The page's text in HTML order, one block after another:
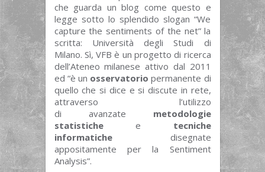
che guarda un blog come questo e
legge sotto lo splendido slogan “We
capture the sentiments of the net” la
scritta: Università degli Studi di
Milano. Sì, VFB è un progetto di ricerca
dell’Ateneo milanese attivo dal 2011
ed “è un osservatorio permanente di
quello che si dice e si discute in rete,
attraverso l’utilizzo
di avanzate metodologie
statistichee tecniche
informatichedisegnate
appositamente per la Sentiment
Analysis”.